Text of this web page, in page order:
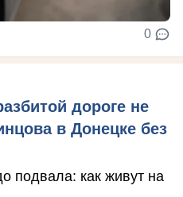
0
дороге не
в Донецке без
подвала: как живут на